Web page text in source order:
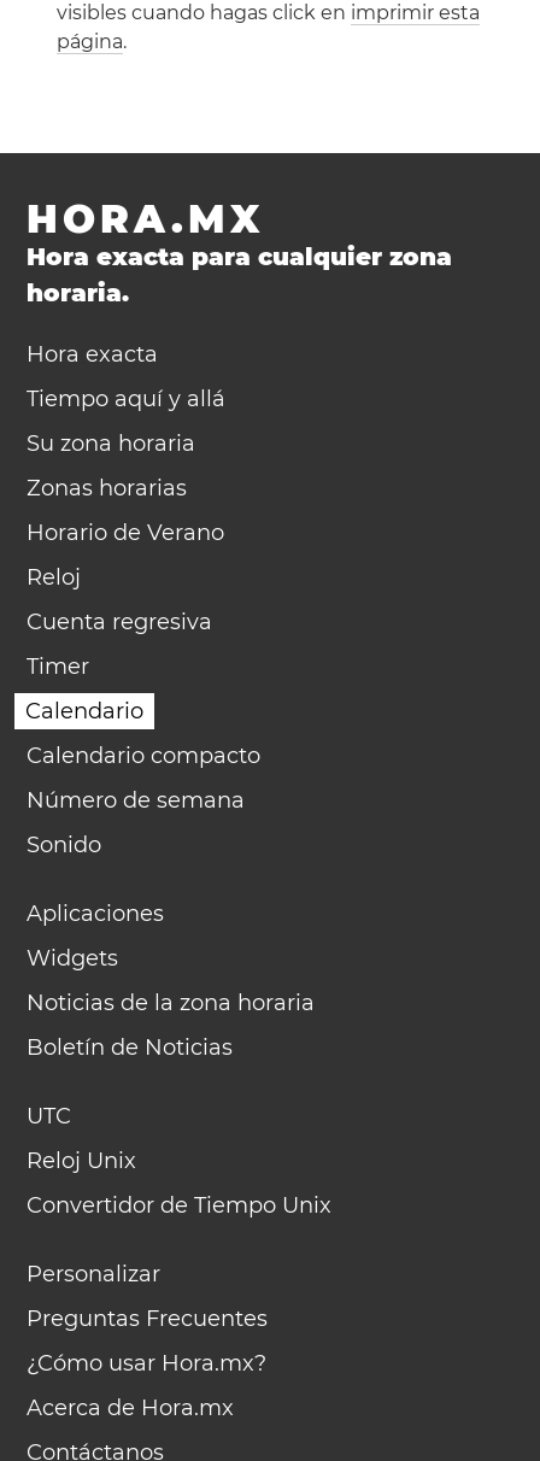
visibles cuando hagas click en imprimir esta
página.
HORA.MX
Hora exacta para cualquier zona
horaria.
Hora exacta
Tiempo aquí y allá
Su zona horaria
Zonas horarias
Horario de Verano
Reloj
Cuenta regresiva
Timer
Calendario
Calendario compacto
Número de semana
Sonido
Aplicaciones
Widgets
Noticias de la zona horaria
Boletín de Noticias
UTC
Reloj Unix
Convertidor de Tiempo Unix
Personalizar
Preguntas Frecuentes
¿Cómo usar Hora.mx?
Acerca de Hora.mx
Contáctanos